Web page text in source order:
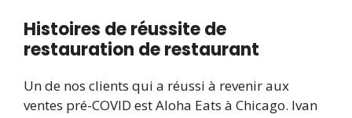
Histoires de réussite de
restauration de restaurant
Un de nos clients qui a réussi à revenir aux
ventes pré-COVID est Aloha Eats à Chicago. Ivan